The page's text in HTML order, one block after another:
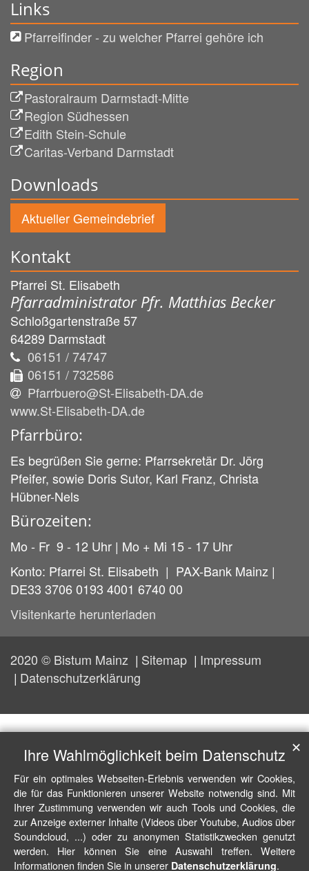
Links
Pfarreifinder - zu welcher Pfarrei gehöre ich
Region
Pastoralraum Darmstadt-Mitte
Region Südhessen
Edith Stein-Schule
Caritas-Verband Darmstadt
Downloads
Aktueller Gemeindebrief
Kontakt
Pfarrei St. Elisabeth
Pfarradministrator Pfr. Matthias Becker
Schloßgartenstraße 57
64289 Darmstadt
06151 / 74747
06151 / 732586
Pfarrbuero@St-Elisabeth-DA.de
www.St-Elisabeth-DA.de
Pfarrbüro:
Es begrüßen Sie gerne: Pfarrsekretär Dr. Jörg
Pfeifer, sowie Doris Sutor, Karl Franz, Christa
Hübner-Nels
Bürozeiten:
Mo - Fr 9 - 12 Uhr | Mo + Mi 15 - 17 Uhr
Konto: Pfarrei St. Elisabeth | PAX-Bank Mainz |
DE33 3706 0193 4001 6740 00
Visitenkarte herunterladen
2020 © Bistum Mainz Sitemap
Impressum
Datenschutzerklärung
Ihre Wahlmöglichkeit beim Datenschutz
Für ein optimales Webseiten-Erlebnis verwenden wir Cookies,
die für das Funktionieren unserer Website notwendig sind. Mit
Ihrer Zustimmung verwenden wir auch Tools und Cookies, die
zur Anzeige externer Inhalte (Videos über Youtube, Audios über
Soundcloud, ...) oder zu anonymen Statistikzwecken genutzt
werden. Hier können Sie eine Auswahl treffen. Weitere
Informationen finden Sie in unserer Datenschutzerklärung.
✕